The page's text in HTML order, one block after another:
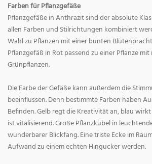
Farben für Pflanzgefäße
Pflanzgefäße in Anthrazit sind der absolute
allen Farben und Stilrichtungen kombiniert
Wahl zu Pflanzen mit einer bunten
Pflanzgefäß in Rot passend zu einer Pflanze
Grünpflanzen.
Die Farbe der Gefäße kann außerdem die
beeinflussen. Denn bestimmte Farben haben
Befinden. Gelb regt die Kreativität an, blau
ist vitalisierend. Große Pflanzkübel in
wunderbarer Blickfang. Eine triste Ecke im
Aufwand zu einem echten Hingucker werden.